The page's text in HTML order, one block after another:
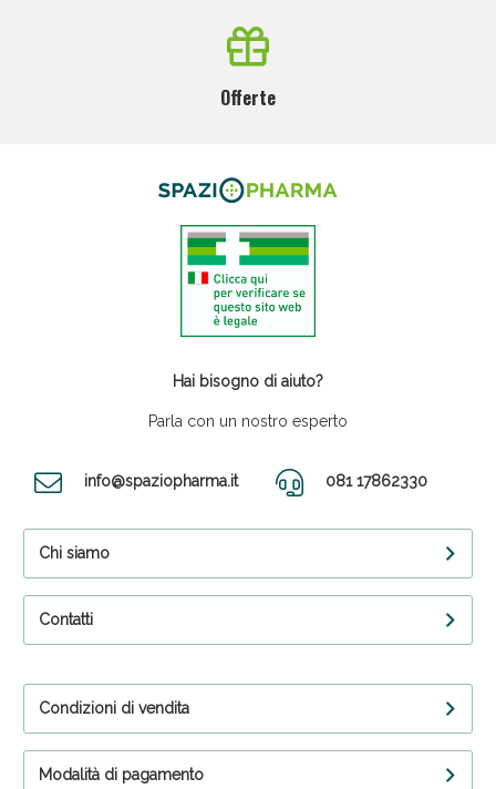
Offerte
Hai bisogno di aiuto?
Parla con un nostro esperto
info@spaziopharma.it 081 17862330
Chi siamo
Contatti
Condizioni di vendita
Modalità di pagamento